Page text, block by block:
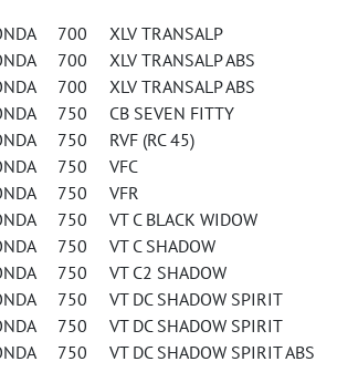
700 XLV TRANSALP
700 XLV TRANSALP ABS
700 XLV TRANSALP ABS
750 CB SEVEN FITTY
750 RVF (RC 45)
750 VFC
750 VFR
750 VT C BLACK WIDOW
750 VT C SHADOW
750 VT C2 SHADOW
750 VT DC SHADOW SPIRIT
750 VT DC SHADOW SPIRIT
750 VT DC SHADOW SPIRIT ABS